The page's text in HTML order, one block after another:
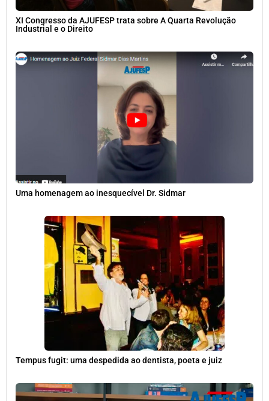
XI Congresso da AJUFESP trata sobre A Quarta Revolução
Industrial e o Direito
Uma homenagem ao inesquecível Dr. Sidmar
Tempus fugit: uma despedida ao dentista, poeta e juiz